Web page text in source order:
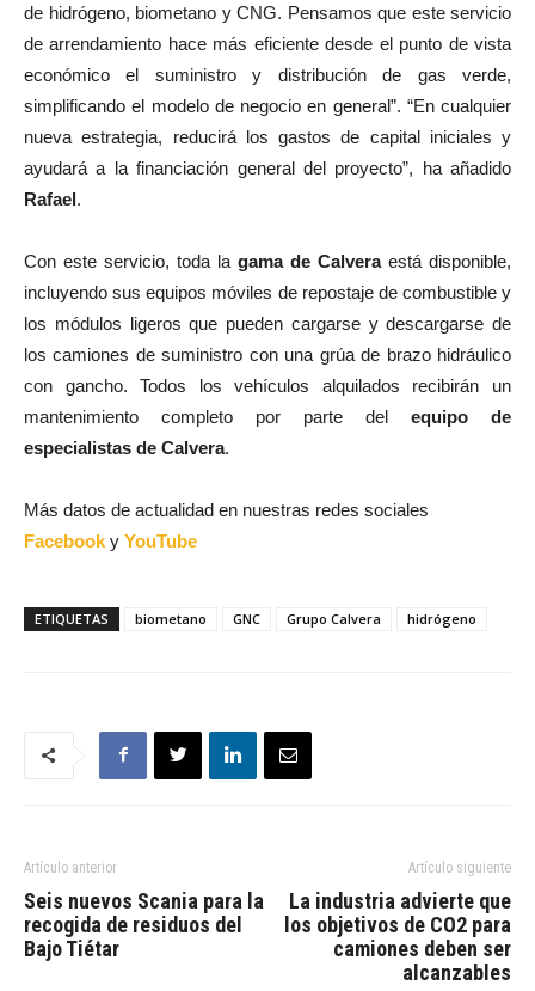
de hidrógeno, biometano y CNG. Pensamos que este servicio
de arrendamiento hace más eficiente desde el punto de vista
económico el suministro y distribución de gas verde,
simplificando el modelo de negocio en general”. “En cualquier
nueva estrategia, reducirá los gastos de capital iniciales y
ayudará a la financiación general del proyecto”, ha añadido
Rafael.
Con este servicio, toda la gama de Calveraestá disponible,
incluyendo sus equipos móviles de repostaje de combustible y
los módulos ligeros que pueden cargarse y descargarse de
los camiones de suministro con una grúa de brazo hidráulico
con gancho. Todos los vehículos alquilados recibirán un
mantenimiento completo por parte del equipo de
especialistas de Calvera.
Más datos de actualidad en nuestras redes sociales
Facebook y YouTube
ETIQUETAS biometano GNC Grupo Calvera hidrógeno
Artículo anterior
Seis nuevos Scania para la
recogida de residuos del
Bajo Tiétar
Artículo siguiente
La industria advierte que
los objetivos de CO2 para
camiones deben ser
alcanzables